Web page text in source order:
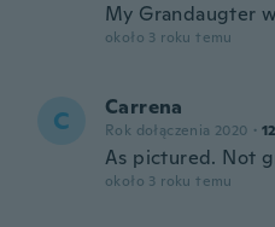
My Grandaugter
około 3 roku temu
C Carrena
Rok dołączenia 2020 ·
As pictured. Not
około 3 roku temu